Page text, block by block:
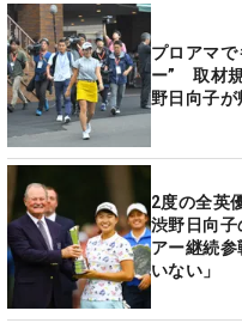
プロアマ
ー” 取材
野日向子
2度の全英
渋野日向
アー継続
いない」